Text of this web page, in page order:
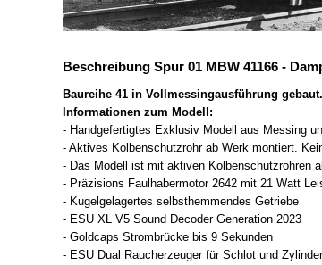
Beschreibung Spur 01 MBW 41166 -
Baureihe 41 in Vollmessingausführung gebaut.
Informationen zum Modell:
- Handgefertigtes Exklusiv Modell aus Messing
- Aktives Kolbenschutzrohr ab Werk montiert.
- Das Modell ist mit aktiven Kolbenschutzrohren
- Präzisions Faulhabermotor 2642 mit 21 Watt
- Kugelgelagertes selbsthemmendes Getriebe
- ESU XL V5 Sound Decoder Generation 2023
- Goldcaps Strombrücke bis 9 Sekunden
- ESU Dual Raucherzeuger für Schlot und